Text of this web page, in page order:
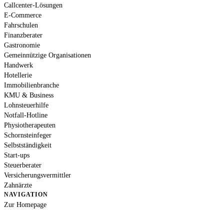
Callcenter-Lösungen
E-Commerce
Fahrschulen
Finanzberater
Gastronomie
Gemeinnützige Organisationen
Handwerk
Hotellerie
Immobilienbranche
KMU & Business
Lohnsteuerhilfe
Notfall-Hotline
Physiotherapeuten
Schornsteinfeger
Selbstständigkeit
Start-ups
Steuerberater
Versicherungsvermittler
Zahnärzte
NAVIGATION
Zur Homepage